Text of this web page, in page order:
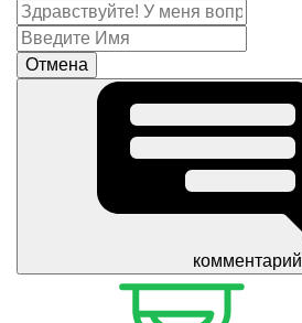
Отмена
комментарий